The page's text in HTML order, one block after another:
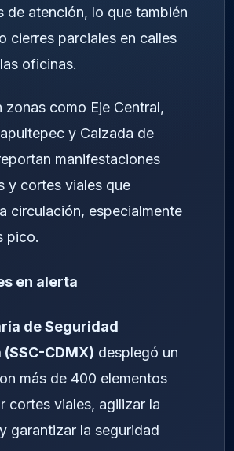
de atención, lo que también
cierres parciales en calles
oficinas.
zonas como Eje Central,
y Calzada de
manifestaciones
y cortes viales que
circulación, especialmente
pico.
en alerta
de Seguridad
CDMX) desplegó un
más de 400 elementos
cortes viales, agilizar la
garantizar la seguridad